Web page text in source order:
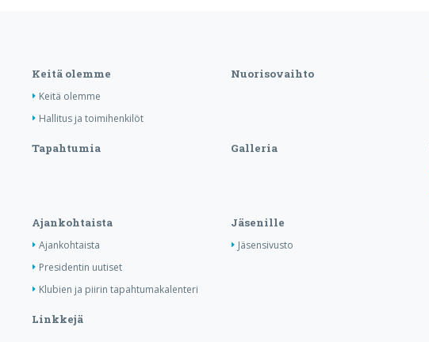
Keitä olemme
Keitä olemme
Hallitus ja toimihenkilöt
Nuorisovaihto
Tapahtumia Galleria
Ajankohtaista
Ajankohtaista
Presidentin uutiset
Klubien ja piirin tapahtumakalenteri
Jäsenille
Jäsensivusto
Linkkejä